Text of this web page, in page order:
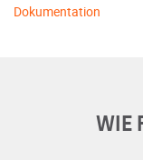
Dokumentation
WIE